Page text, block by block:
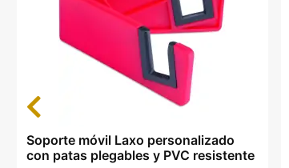
Soporte móvil Laxo personalizado
con patas plegables y PVC resistente
Previous